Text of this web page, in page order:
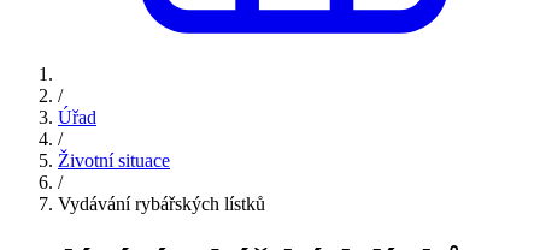
/
Úřad
/
Životní situace
/
Vydávání rybářských lístků